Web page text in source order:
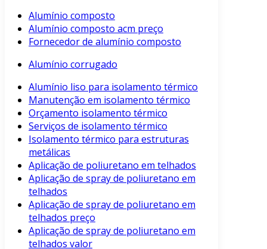
Alumínio composto
Alumínio composto acm preço
Fornecedor de alumínio composto
Alumínio corrugado
Alumínio liso para isolamento térmico
Manutenção em isolamento térmico
Orçamento isolamento térmico
Serviços de isolamento térmico
Isolamento térmico para estruturas
metálicas
Aplicação de poliuretano em telhados
Aplicação de spray de poliuretano em
telhados
Aplicação de spray de poliuretano em
telhados preço
Aplicação de spray de poliuretano em
telhados valor